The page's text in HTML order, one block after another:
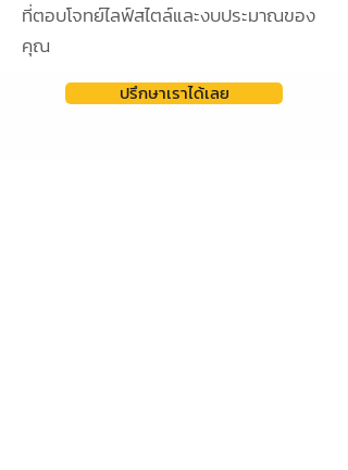
ที่ตอบโจทย์ไลฟ์สไตล์และงบประมาณของ
คุณ
ปรึกษาเราได้เลย